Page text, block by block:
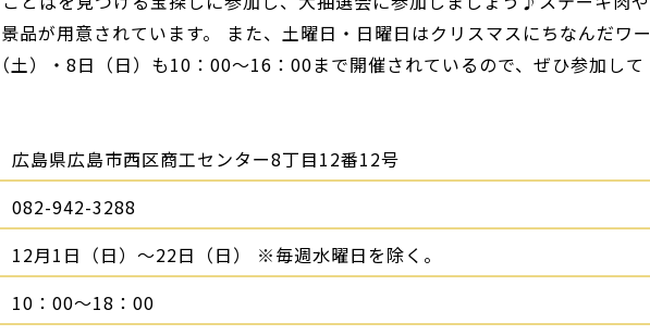
品が用意されています。 また、土曜日・日曜日はクリスマスにちなんだワー
土）・8日（日）も10：00～16：00まで開催されているので、ぜひ参加して
広島県広島市西区商工センター8丁目12番12号
082-942-3288
12月1日（日）～22日（日） ※毎週水曜日を除く。
10：00～18：00